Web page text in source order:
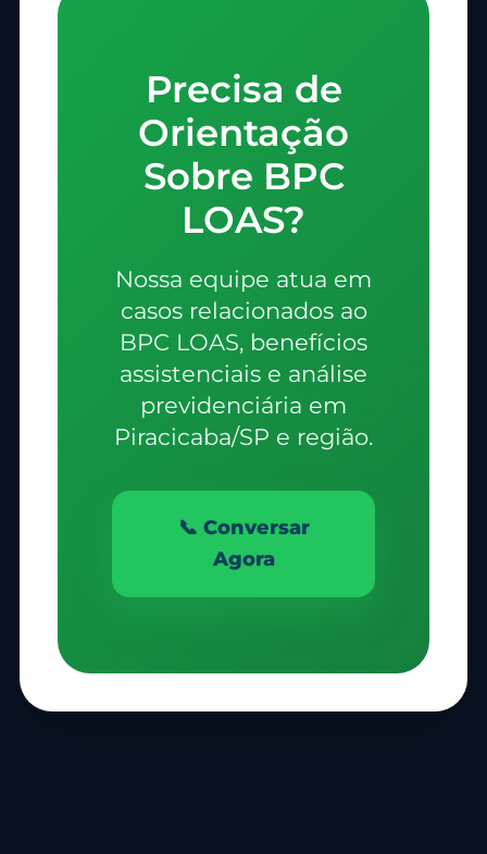
Precisa de
Orientação
Sobre BPC
LOAS?
Nossa equipe atua em
casos relacionados ao
BPC LOAS, benefícios
assistenciais e análise
previdenciária em
Piracicaba/SP e região.
📞 Conversar
Agora
Olá, insira seus dados para continuar.